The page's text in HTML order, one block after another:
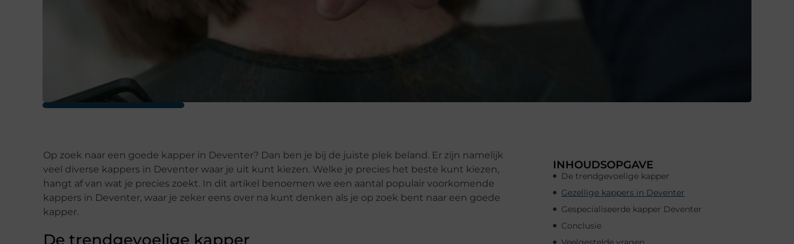
Op zoek naar een goede kapper in Deventer? Dan ben je bij de juiste plek beland. Er zijn namelijk
veel diverse kappers in Deventer waar je uit kunt kiezen. Welke je precies het beste kunt kiezen,
hangt af van wat je precies zoekt. In dit artikel benoemen we een aantal populair voorkomende
kappers in Deventer, waar je zeker eens over na kunt denken als je op zoek bent naar een goede
kapper.
De trendgevoelige kapper
INHOUDSOPGAVE
De trendgevoelige kapper
Gezellige kappers in Deventer
Gespecialiseerde kapper Deventer
Conclusie